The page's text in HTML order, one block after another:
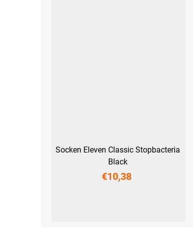
Socken Eleven Classic Stopbacteria
Black
€10,38